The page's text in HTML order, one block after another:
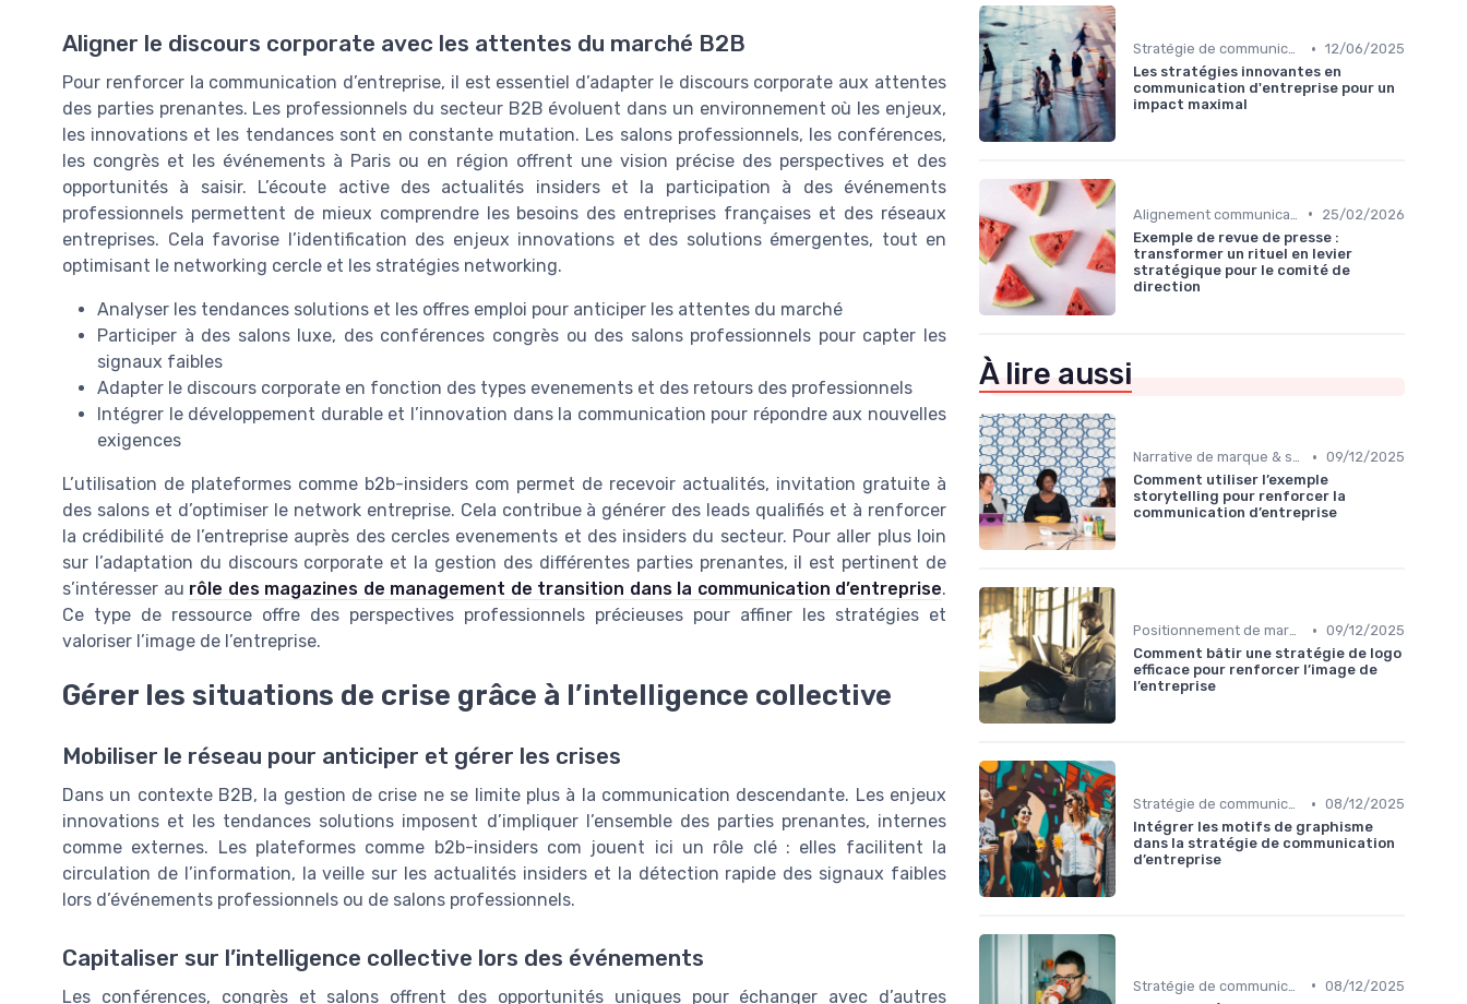
Aligner le discours corporate avec les attentes du marché B2B
Pour renforcer la communication d’entreprise, il est essentiel d’adapter le discours corporate aux attentes
des parties prenantes. Les professionnels du secteur B2B évoluent dans un environnement où les enjeux,
les innovations et les tendances sont en constante mutation. Les salons professionnels, les conférences,
les congrès et les événements à Paris ou en région offrent une vision précise des perspectives et des
opportunités à saisir. L’écoute active des actualités insiders et la participation à des événements
professionnels permettent de mieux comprendre les besoins des entreprises françaises et des réseaux
entreprises. Cela favorise l’identification des enjeux innovations et des solutions émergentes, tout en
optimisant le networking cercle et les stratégies networking.
Analyser les tendances solutions et les offres emploi pour anticiper les attentes du marché
Participer à des salons luxe, des conférences congrès ou des salons professionnels pour capter les
signaux faibles
Adapter le discours corporate en fonction des types evenements et des retours des professionnels
Intégrer le développement durable et l’innovation dans la communication pour répondre aux nouvelles
exigences
L’utilisation de plateformes comme b2b-insiders com permet de recevoir actualités, invitation gratuite à
des salons et d’optimiser le network entreprise. Cela contribue à générer des leads qualifiés et à renforcer
la crédibilité de l’entreprise auprès des cercles evenements et des insiders du secteur. Pour aller plus loin
sur l’adaptation du discours corporate et la gestion des différentes parties prenantes, il est pertinent de
s’intéresser au rôle des magazines de management de transition dans la communication d’entreprise.
Ce type de ressource offre des perspectives professionnels précieuses pour affiner les stratégies et
valoriser l’image de l’entreprise.
Gérer les situations de crise grâce à l’intelligence collective
Mobiliser le réseau pour anticiper et gérer les crises
Dans un contexte B2B, la gestion de crise ne se limite plus à la communication descendante. Les enjeux
innovations et les tendances solutions imposent d’impliquer l’ensemble des parties prenantes, internes
comme externes. Les plateformes comme b2b-insiders com jouent ici un rôle clé : elles facilitent la
circulation de l’information, la veille sur les actualités insiders et la détection rapide des signaux faibles
lors d’événements professionnels ou de salons professionnels.
Capitaliser sur l’intelligence collective lors des événements
Les conférences, congrès et salons offrent des opportunités uniques pour échanger avec d’autres
Stratégie de communication d’entreprise • 12/06/2025
Les stratégies innovantes en
communication d'entreprise pour un
impact maximal
•
25/02/2026
Exemple de revue de presse :
transformer un rituel en levier
stratégique pour le comité de
direction
À lire aussi
Narrative de marque & storytelling • 09/12/2025
Comment utiliser l’exemple
storytelling pour renforcer la
communication d’entreprise
Positionnement de marque & image • 09/12/2025
Comment bâtir une stratégie de logo
efficace pour renforcer l’image de
l’entreprise
Stratégie de communication d’entreprise • 08/12/2025
Intégrer les motifs de graphisme
dans la stratégie de communication
d’entreprise
• 08/12/2025